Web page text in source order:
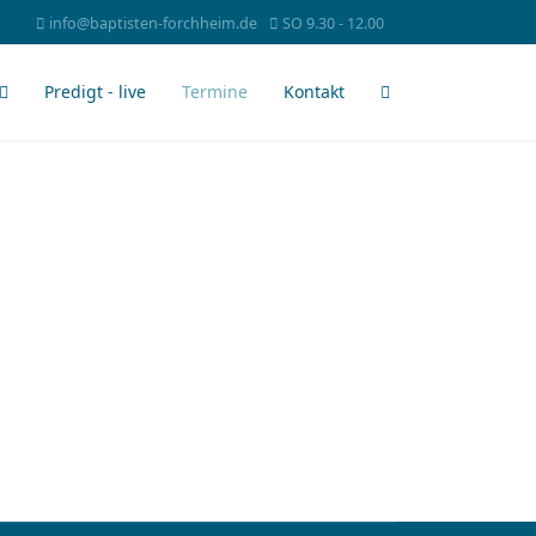
info@baptisten-forchheim.de SO 9.30 - 12.00
Predigt - live Termine Kontakt